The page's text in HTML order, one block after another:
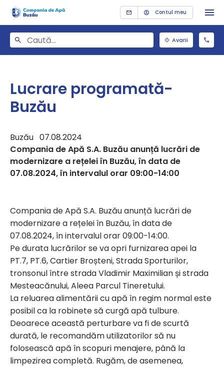
Contul meu
Avarii
Lucrare programată-
Buzău
Buzău 07.08.2024
Compania de Apă S.A. Buzău anunță lucrări de
modernizare a rețelei în Buzău, în data de
07.08.2024, în intervalul orar 09:00-14:00
Compania de Apă S.A. Buzău anunță lucrări de
modernizare a rețelei în Buzău, în data de
07.08.2024, în intervalul orar 09:00-14:00.
Pe durata lucrărilor se va opri furnizarea apei la
PT.7, PT.6, Cartier Broșteni, Strada Sporturilor,
tronsonul între strada Vladimir Maximilian și strada
Mesteacănului, Aleea Parcul Tineretului.
La reluarea alimentării cu apă în regim normal este
posibil ca la robinete să curgă apă tulbure.
Deoarece această perturbare va fi de scurtă
durată, le recomandăm utilizatorilor să nu
folosească apă în scopuri menajere, până la
limpezirea completă. Rugăm, de asemenea,